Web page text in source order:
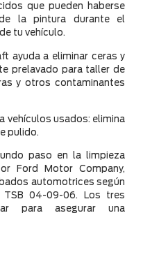
que pueden haberse
la pintura durante el
tu vehículo.
ayuda a eliminar ceras y
prelavado para taller de
y otros contaminantes
vehículos usados: elimina
pulido.
paso en la limpieza
Ford Motor Company,
automotrices según
TSB 04-09-06. Los tres
para asegurar una